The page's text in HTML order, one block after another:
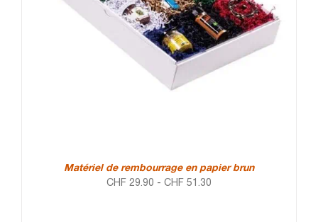
Matériel de rembourrage en papier brun
CHF 29.90 - CHF 51.30